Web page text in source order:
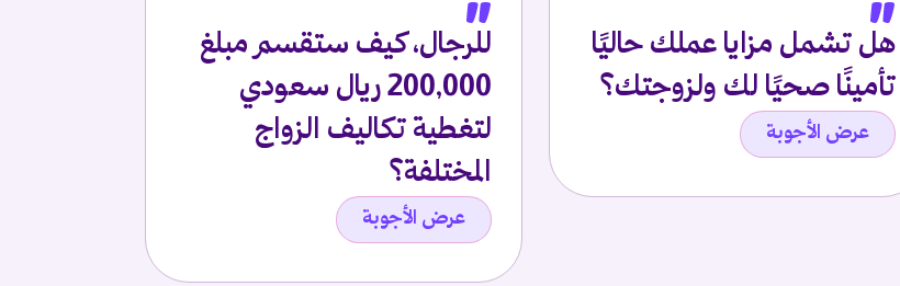
هل تشمل مزايا عملك حاليًا
تأمينًا صحيًا لك ولزوجتك؟
عرض الأجوبة
للرجال، كيف ستقسم مبلغ
200,000 ريال سعودي
لتغطية تكاليف الزواج
المختلفة؟
عرض الأجوبة